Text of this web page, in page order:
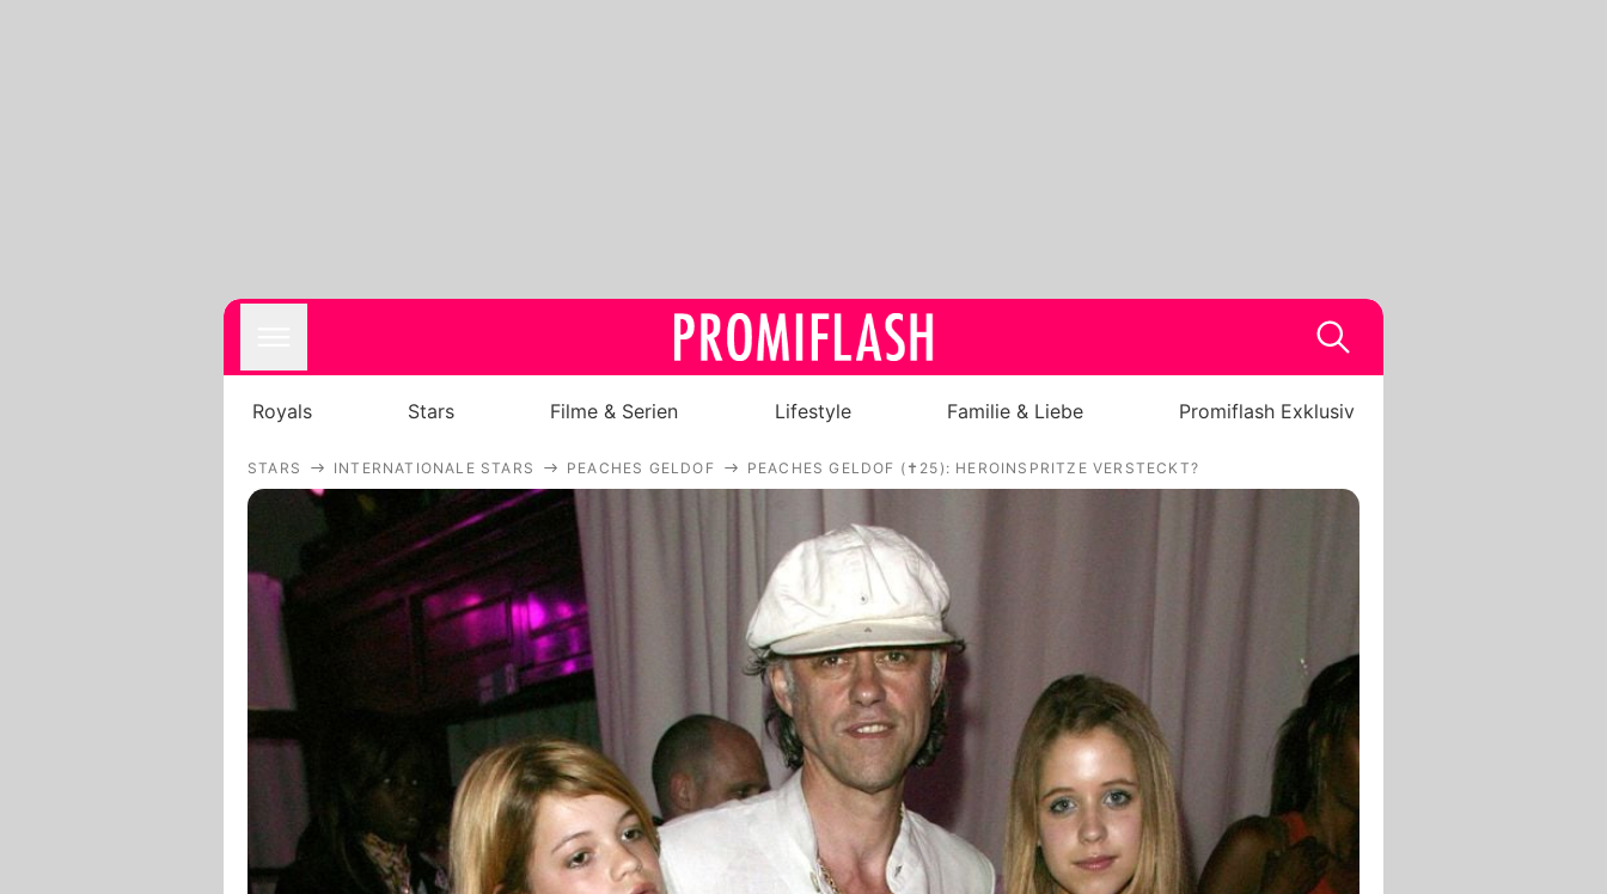
Royals
Filme & Serien
Lifestyle
Familie & Liebe
Promiflash Exklusiv
Alle Themen auf Promiflash
Jobs
Royals Stars Filme & Serien Lifestyle Familie & Liebe Promiflash Exklusiv
STARS INTERNATIONALE STARS PEACHES GELDOF PEACHES GELDOF (✝25): HEROINSPRITZE VERSTECKT?